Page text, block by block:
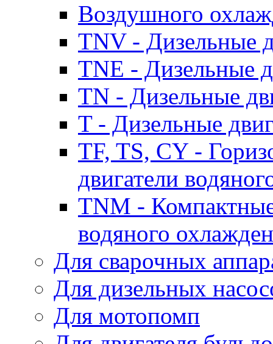
Воздушного
TNV - Дизельные
TNE - Дизельные
TN - Дизельные
T - Дизельные
TF, TS, CY -
двигатели
TNM -
водяного
Для сварочных
Для дизельных
Для мотопомп